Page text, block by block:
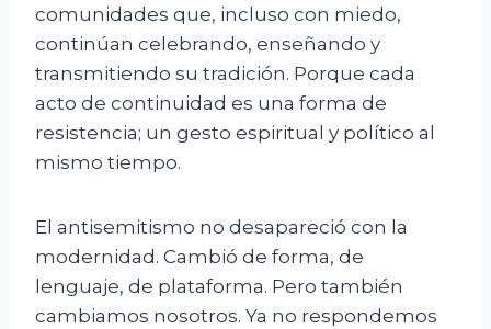
comunidades que, incluso con miedo,
continúan celebrando, enseñando y
transmitiendo su tradición. Porque cada
acto de continuidad es una forma de
resistencia; un gesto espiritual y político al
mismo tiempo.
El antisemitismo no desapareció con la
modernidad. Cambió de forma, de
lenguaje, de plataforma. Pero también
cambiamos nosotros. Ya no respondemos